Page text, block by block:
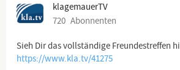
klagemauerTV
720 Abonnenten
Sieh Dir das vollständige Freundestreffen
https://www.kla.tv/41275